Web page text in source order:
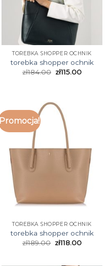
TOREBKA SHOPPER OCHNIK
torebka shopper ochnik
zł184.00 zł115.00
Promocja!
TOREBKA SHOPPER OCHNIK
torebka shopper ochnik
zł189.00 zł118.00